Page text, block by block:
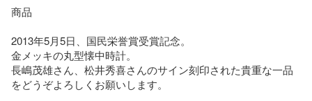
商品
2013年5月5日、国民栄誉賞受賞記念。
金メッキの丸型懐中時計。
長嶋茂雄さん、松井秀喜さんのサイン刻印された貴重な一品
をどうぞよろしくお願いします。